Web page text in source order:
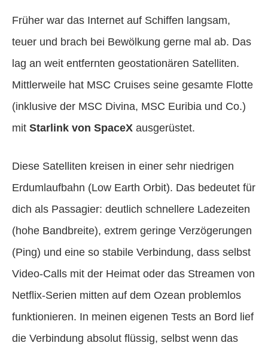
Früher war das Internet auf Schiffen langsam,
teuer und brach bei Bewölkung gerne mal ab. Das
lag an weit entfernten geostationären Satelliten.
Mittlerweile hat MSC Cruises seine gesamte Flotte
(inklusive der MSC Divina, MSC Euribia und Co.)
mit Starlink von SpaceX ausgerüstet.
Diese Satelliten kreisen in einer sehr niedrigen
Erdumlaufbahn (Low Earth Orbit). Das bedeutet für
dich als Passagier: deutlich schnellere Ladezeiten
(hohe Bandbreite), extrem geringe Verzögerungen
(Ping) und eine so stabile Verbindung, dass selbst
Video-Calls mit der Heimat oder das Streamen von
Netflix-Serien mitten auf dem Ozean problemlos
funktionieren. In meinen eigenen Tests an Bord lief
die Verbindung absolut flüssig, selbst wenn das